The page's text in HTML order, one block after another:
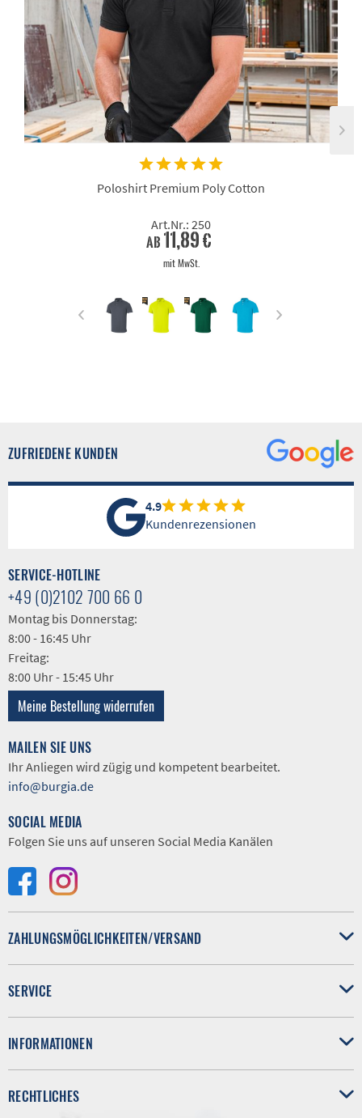
Poloshirt Premium Poly Cotton
Art.Nr.: 250
ab 11,89 €
mit MwSt.
ZUFRIEDENE KUNDEN
4.9
Kundenrezensionen
SERVICE-HOTLINE
+49 (0)2102 700 66 0
Montag bis Donnerstag:
8:00 - 16:45 Uhr
Freitag:
8:00 Uhr - 15:45 Uhr
Meine Bestellung widerrufen
MAILEN SIE UNS
Ihr Anliegen wird zügig und kompetent bearbeitet.
info@burgia.de
SOCIAL MEDIA
Folgen Sie uns auf unseren Social Media Kanälen
ZAHLUNGSMÖGLICHKEITEN/VERSAND
SERVICE
INFORMATIONEN
RECHTLICHES